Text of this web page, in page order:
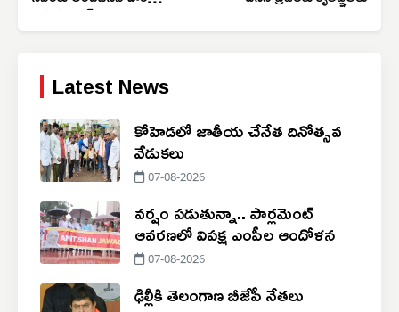
ఉప సర్పంచ్
Latest News
కోహెడలో జాతీయ చేనేత దినోత్సవ
వేడుకలు
07-08-2026
వర్షం పడుతున్నా.. పార్లమెంట్
ఆవరణలో విపక్ష ఎంపీల ఆందోళన
07-08-2026
ఢిల్లీకి తెలంగాణ బీజేపీ నేతలు